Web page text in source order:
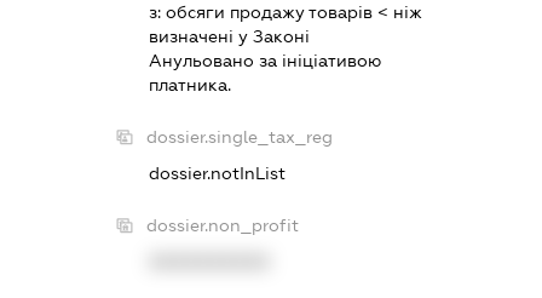
з:обсяги продажу товарiв < нiж
визначенi у Законi
Анульовано за iнiцiативою
платника.
dossier.single_tax_reg
dossier.notInList
dossier.non_profit